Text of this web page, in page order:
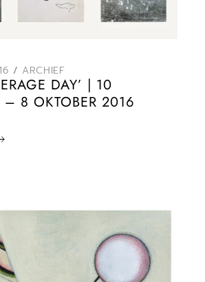
ARCHIEF
DAY’ | 10
– 8 OKTOBER 2016